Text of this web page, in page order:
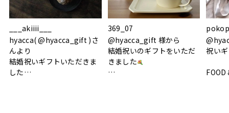
___akiiii___
hyacca( @hyacca_gift )さ
んより
結婚祝いギフトいただきま
した
369_07
@hyacca_gift 様から
結婚祝いのギフトをいただ
きました
祝い
FOOD